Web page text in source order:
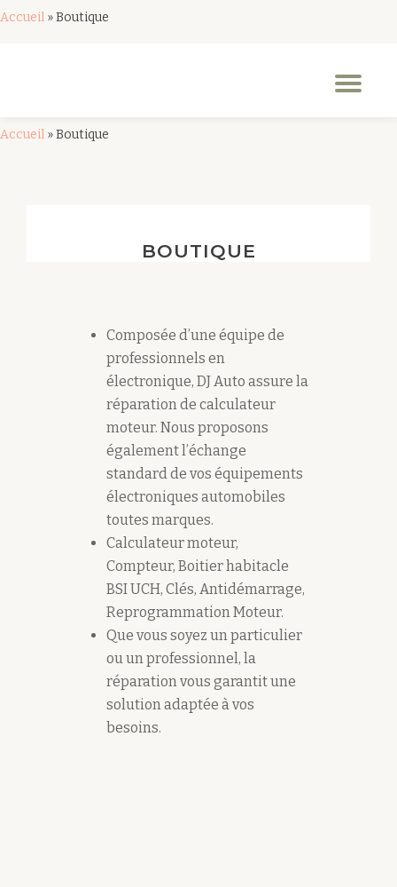
Accueil »Boutique
Accueil »Boutique
BOUTIQUE
Composée d’une équipe de
professionnels en
électronique, DJ Auto assure la
réparation de calculateur
moteur. Nous proposons
également l’échange
standard de vos équipements
électroniques automobiles
toutes marques.
Calculateur moteur,
Compteur, Boitier habitacle
BSI UCH, Clés, Antidémarrage,
Reprogrammation Moteur.
Que vous soyez un particulier
ou un professionnel, la
réparation vous garantit une
solution adaptée à vos
besoins.